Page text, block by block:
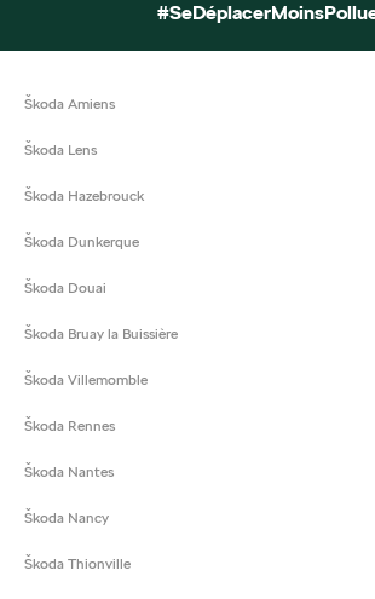
Škoda Amiens
Škoda Lens
Škoda Hazebrouck
Škoda Dunkerque
Škoda Douai
Škoda Bruay la Buissière
Škoda Villemomble
Škoda Rennes
Škoda Nantes
Škoda Nancy
Škoda Thionville